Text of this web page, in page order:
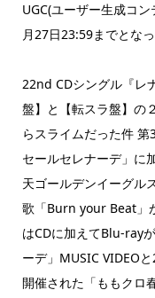
UGC(ユーザー生成コ
月27日23:59までとなっ
22nd CDシングル『レ
盤】と【転スラ盤】の
らスライムだった件
セールセレナーデ」に
天ゴールデンイーグル
歌「Burn your Beat」
はCDに加えてBlu-ray
ーデ」MUSIC VIDEO
開催された「ももクロ